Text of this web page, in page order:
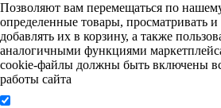
Позволяют вам перемещаться по
определенные товары, просматривать и
добавлять их в корзину, а также
аналогичными функциями
cookie-файлы должны быть включены
работы сайта